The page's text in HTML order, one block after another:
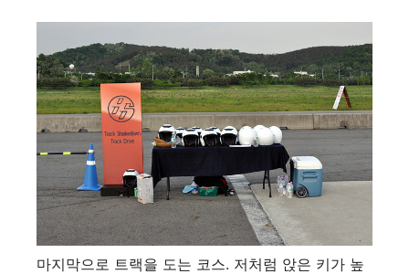
마지막으로 트랙을 도는 코스. 저처럼 앉은 키가 높